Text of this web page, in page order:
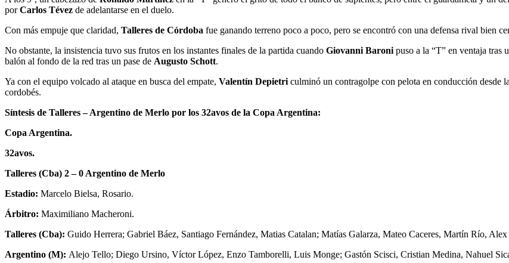
porCarlos Tévez de adelantarse en el duelo.
Con más empuje que claridad, Talleres de Córdoba fue ganando terreno poco a poco, pero se encontró con una defensa rival bien
No obstante, la insistencia tuvo sus frutos en los instantes finales de la partida cuando Giovanni Baroni puso a la “T” en ventaja tras
balón al fondo de la red tras un pase de Augusto Schott.
Ya con el equipo volcado al ataque en busca del empate, Valentín Depietri culminó un contragolpe con pelota en conducción desde
cordobés.
Síntesis de Talleres – Argentino de Merlo por los 32avos de la Copa Argentina:
Copa Argentina.
32avos.
Talleres (Cba) 2 – 0 Argentino de Merlo
Estadio: Marcelo Bielsa, Rosario.
Árbitro: Maximiliano Macheroni.
Talleres (Cba): Guido Herrera; Gabriel Báez, Santiago Fernández, Matias Catalan; Matías Galarza, Mateo Caceres, Martín Río,
Argentino (M): Alejo Tello; Diego Ursino, Víctor López, Enzo Tamborelli, Luis Monge; Gastón Scisci, Cristian Medina, Nahuel